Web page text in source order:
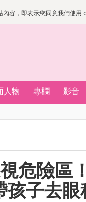
容，即表示您同意我們使
人物 專欄 影音
危險區
子去